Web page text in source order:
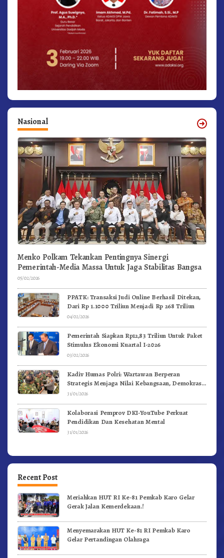
Nasional
Menko Polkam Tekankan Pentingnya Sinergi
Pemerintah-Media Massa Untuk Jaga Stabilitas Bangsa
05/02/2026
PPATK: Transaksi Judi Online Berhasil Ditekan,
Dari Rp 1.1000 Triliun Menjadi Rp 268 Triliun
04/02/2026
Pemerintah Siapkan Rp12,83 Triliun Untuk Paket
Stimulus Ekonomi Kuartal I-2026
03/02/2026
Kadiv Humas Polri: Wartawan Berperan
Strategis Menjaga Nilai Kebangsaan, Demokrasi,
dan NKRI
31/01/2026
Kolaborasi Pemprov DKI-YouTube Perkuat
Pendidikan Dan Kesehatan Mental
31/01/2026
Recent Post
Meriahkan HUT RI Ke-81 Pemkab Karo Gelar
Gerak Jalan Kemerdekaan.!
Menyemarakan HUT Ke-81 RI Pemkab Karo
Gelar Pertandingan Olahraga